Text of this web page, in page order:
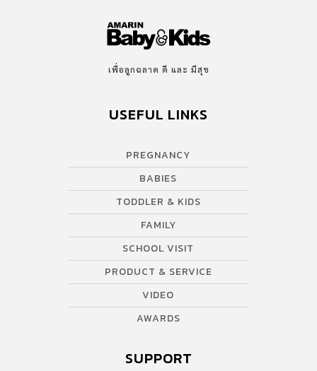
เพื่อลูกฉลาด ดี และ มีสุข
USEFUL LINKS
PREGNANCY
BABIES
TODDLER & KIDS
FAMILY
SCHOOL VISIT
PRODUCT & SERVICE
VIDEO
AWARDS
SUPPORT